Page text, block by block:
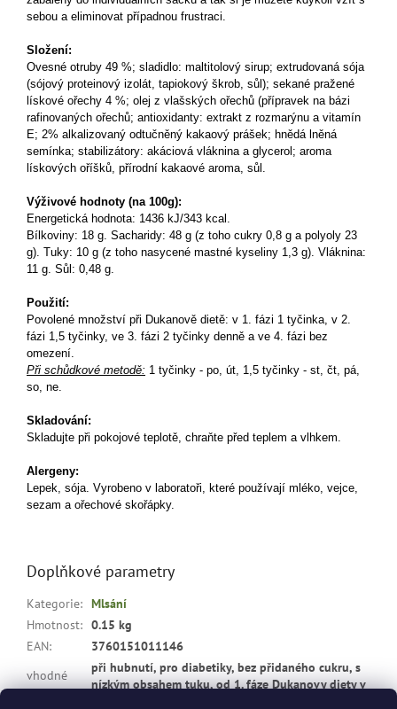
sebou a eliminovat případnou frustraci.
Složení:
Ovesné otruby 49 %; sladidlo: maltitolový sirup; extrudovaná sója
(sójový proteinový izolát, tapiokový škrob, sůl); sekané pražené
lískové ořechy 4 %; olej z vlašských ořechů (přípravek na bázi
rafinovaných ořechů; antioxidanty: extrakt z rozmarýnu a vitamín
E; 2% alkalizovaný odtučněný kakaový prášek; hnědá lněná
semínka; stabilizátory: akáciová vláknina a glycerol; aroma
lískových oříšků, přírodní kakaové aroma, sůl .
Výživové hodnoty (na 100g):
Energetická hodnota: 1436 kJ/343 kcal.
Bílkoviny: 18 g. Sacharidy: 48 g (z toho cukry 0,8 g a polyoly 23
g). Tuky: 10 g (z toho nasycené mastné kyseliny 1,3 g). Vláknina:
11 g. Sůl: 0,48 g.
Použití:
Povolené množství při Dukanově dietě: v 1. fázi 1 tyčinka, v 2.
fázi 1,5 tyčinky, ve 3. fázi 2 tyčinky denně a ve 4. fázi bez
omezení.
Při schůdkové metodě: 1 tyčinky - po, út, 1,5 tyčinky - st, čt, pá,
so, ne.
Skladování:
Skladujte při pokojové teplotě, chraňte před teplem a vlhkem.
Alergeny:
Lepek, sója. Vyrobeno v laboratoři, které používají mléko, vejce,
sezam a ořechové skořápky.
Doplňkové parametry
Kategorie: Mlsání
Hmotnost: 0.15 kg
EAN:
3760151011146
vhodné
pro:
při hubnutí, pro diabetiky, bez přidaného cukru, s
nízkým obsahem tuku, od 1. fáze Dukanovy diety v